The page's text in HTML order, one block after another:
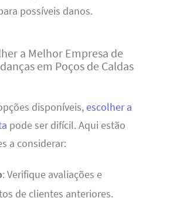
possíveis danos.
a Melhor Empresa de
em Poços de Caldas
disponíveis,escolher a
pode ser difícil. Aqui estão
a considerar:
: Verifique avaliações e
de clientes anteriores.